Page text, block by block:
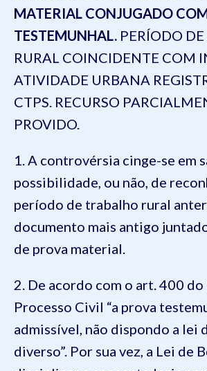
MATERIAL CONJUGADO
TESTEMUNHAL. PERÍODO
RURAL COINCIDENTE COM
ATIVIDADE URBANA
CTPS. RECURSO
PROVIDO.
1. A controvérsia cinge-se em
possibilidade, ou não, de
período de trabalho rural
documento mais antigo
de prova material.
2. De acordo com o art. 400
Processo Civil “a prova
admissível, não dispondo a lei
diverso”. Por sua vez, a Lei de